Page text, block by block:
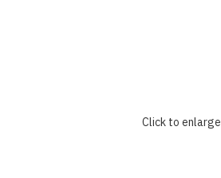
Click to enlarge